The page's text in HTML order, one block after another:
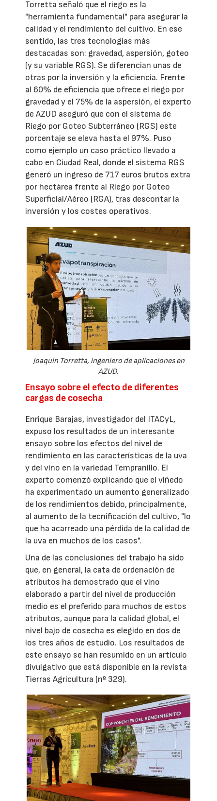
Torretta señaló que el riego es la
"herramienta fundamental" para asegurar la
calidad y el rendimiento del cultivo. En ese
sentido, las tres tecnologías más
destacadas son: gravedad, aspersión, goteo
(y su variable RGS). Se diferencian unas de
otras por la inversión y la eficiencia. Frente
al 60% de eficiencia que ofrece el riego por
gravedad y el 75% de la aspersión, el experto
de AZUD aseguró que con el sistema de
Riego por Goteo Subterráneo (RGS) este
porcentaje se eleva hasta el 97%. Puso
como ejemplo un caso práctico llevado a
cabo en Ciudad Real, donde el sistema RGS
generó un ingreso de 717 euros brutos extra
por hectárea frente al Riego por Goteo
Superficial/Aéreo (RGA), tras descontar la
inversión y los costes operativos.
Joaquín Torretta, ingeniero de aplicaciones en
AZUD.
Ensayo sobre el efecto de diferentes
cargas de cosecha
Enrique Barajas, investigador del ITACyL,
expuso los resultados de un interesante
ensayo sobre los efectos del nivel de
rendimiento en las características de la uva
y del vino en la variedad Tempranillo. El
experto comenzó explicando que el viñedo
ha experimentado un aumento generalizado
de los rendimientos debido, principalmente,
al aumento de la tecnificación del cultivo, "lo
que ha acarreado una pérdida de la calidad de
la uva en muchos de los casos".
Una de las conclusiones del trabajo ha sido
que, en general, la cata de ordenación de
atributos ha demostrado que el vino
elaborado a partir del nivel de producción
medio es el preferido para muchos de estos
atributos, aunque para la calidad global, el
nivel bajo de cosecha es elegido en dos de
los tres años de estudio. Los resultados de
este ensayo se han resumido en un artículo
divulgativo que está disponible en la revista
Tierras Agricultura (nº 329).